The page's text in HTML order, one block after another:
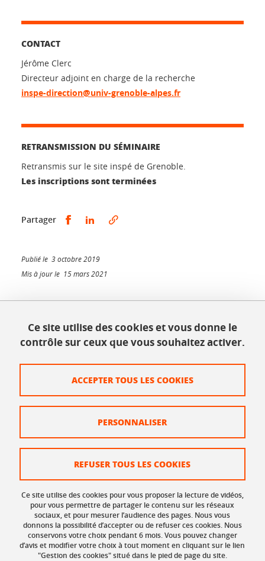
CONTACT
Jérôme Clerc
Directeur adjoint en charge de la recherche
inspe-direction@univ-grenoble-alpes.fr
RETRANSMISSION DU SÉMINAIRE
Retransmis sur le site inspé de Grenoble.
Les inscriptions sont terminées
Partager Partager sur Facebook
Partager sur LinkedIn
Publié le 3 octobre 2019
Mis à jour le 15 mars 2021
INSPÉ - Bâtiment Bergès
1025, rue de la piscine
Tél. : 04 56 52 07 00
Plan du site
Données personnelles
Organisation et contacts
Gestion des cookies
Accessibilité : non conforme
Ce site utilise des cookies et vous donne le
contrôle sur ceux que vous souhaitez activer.
Ce site utilise des cookies pour vous proposer la lecture de vidéos,
pour vous permettre de partager le contenu sur les réseaux
sociaux, et pour mesurer l’audience des pages. Nous vous
donnons la possibilité d’accepter ou de refuser ces cookies. Nous
conservons votre choix pendant 6 mois. Vous pouvez changer
d’avis et modifier votre choix à tout moment en cliquant sur le lien
"Gestion des cookies" situé dans le pied de page du site.
ACCEPTER TOUS LES COOKIES
REFUSER TOUS LES COOKIES
PERSONNALISER